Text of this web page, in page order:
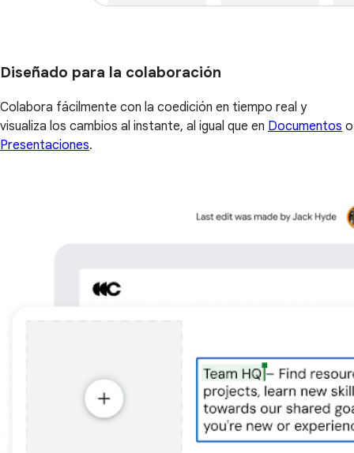
Diseñado para la colaboración
Colabora fácilmente con la coedición en tiempo real y
visualiza los cambios al instante, al igual que en Documentos o
Presentaciones.